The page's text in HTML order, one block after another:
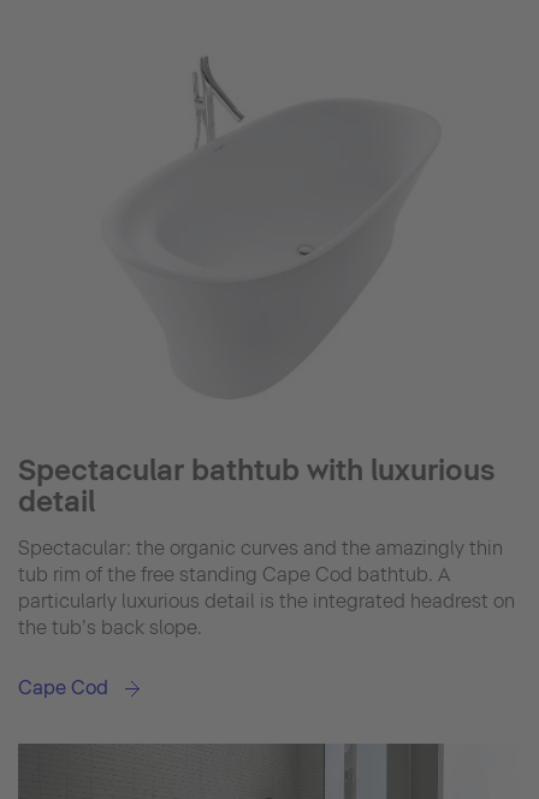
Spectacular bathtub with luxurious
detail
Spectacular: the organic curves and the amazingly thin
tub rim of the free standing Cape Cod bathtub. A
particularly luxurious detail is the integrated headrest on
the tub’s back slope.
Cape Cod